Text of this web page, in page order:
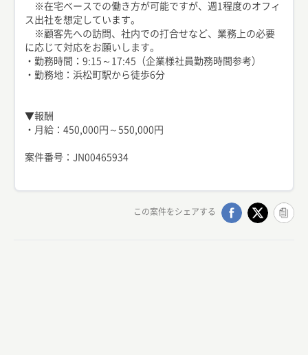
※在宅ベースでの働き方が可能ですが、週1程度のオフィ
ス出社を想定しています。
※顧客先への訪問、社内での打合せなど、業務上の必要
に応じて対応をお願いします。
・勤務時間：9:15～17:45（企業様社員勤務時間参考）
・勤務地：浜松町駅から徒歩6分
▼報酬
・月給：450,000円～550,000円
この案件をシェアする